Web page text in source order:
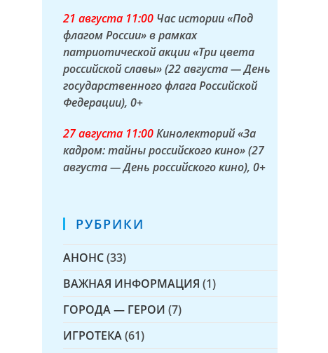
21 августа 11:00 Час истории «Под
флагом России» в рамках
патриотической акции «Три цвета
российской славы» (22 августа — День
государственного флага Российской
Федерации), 0+
27 августа 11:00Кинолекторий «За
кадром: тайны российского кино» (27
августа — День российского кино), 0+
РУБРИКИ
АНОНС(33)
ВАЖНАЯ ИНФОРМАЦИЯ (1)
ГОРОДА — ГЕРОИ (7)
ИГРОТЕКА(61)